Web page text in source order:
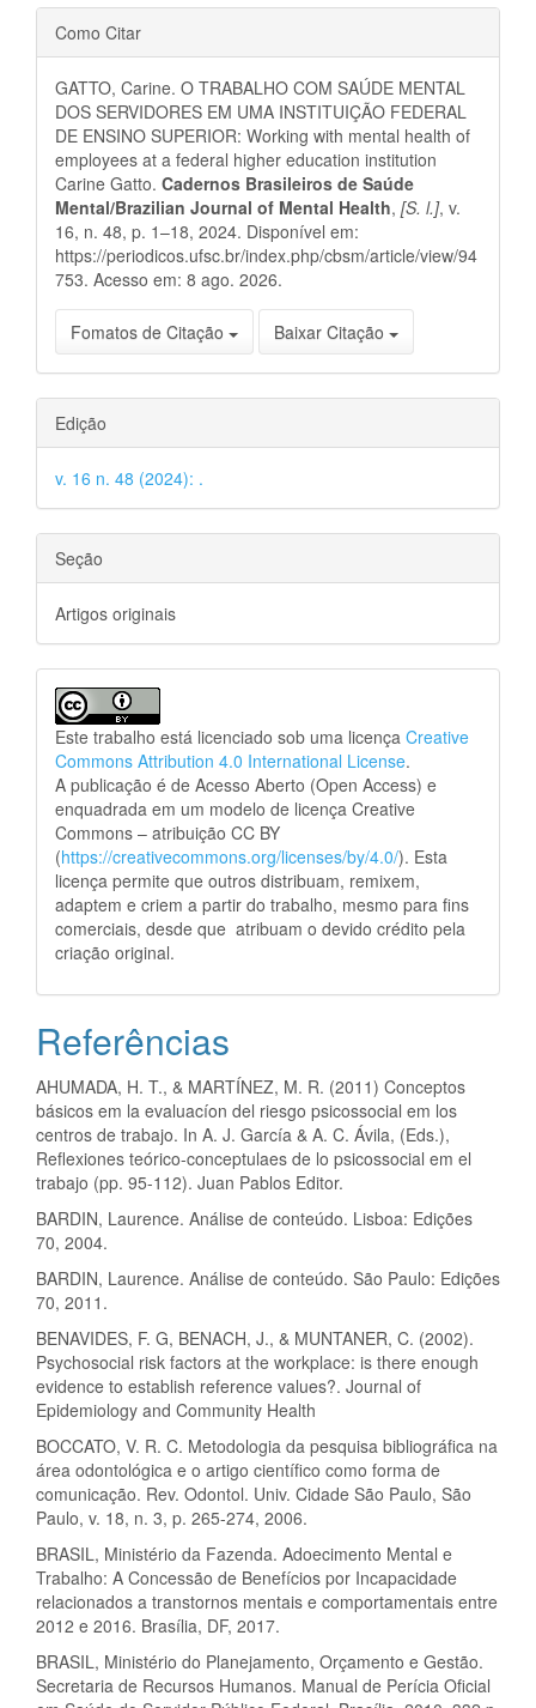
Detalhes
do
artigo
Como Citar
GATTO, Carine. O TRABALHO COM SAÚDE MENTAL
DOS SERVIDORES EM UMA INSTITUIÇÃO FEDERAL
DE ENSINO SUPERIOR: Working with mental health of
employees at a federal higher education institution
Carine Gatto. Cadernos Brasileiros de Saúde
Mental/Brazilian Journal of Mental Health, [S. l.], v.
16, n. 48, p. 1–18, 2024. Disponível em:
https://periodicos.ufsc.br/index.php/cbsm/article/view/94
753. Acesso em: 8 ago. 2026.
Fomatos de Citação Baixar Citação
Edição
v. 16 n. 48 (2024): .
Seção
Artigos originais
Este trabalho está licenciado sob uma licença Creative
Commons Attribution 4.0 International License.
A publicação é de Acesso Aberto (Open Access) e
enquadrada em um modelo de licença Creative
Commons – atribuição CC BY
(https://creativecommons.org/licenses/by/4.0/). Esta
licença permite que outros distribuam, remixem,
adaptem e criem a partir do trabalho, mesmo para fins
comerciais, desde que atribuam o devido crédito pela
criação original.
Referências
AHUMADA, H. T., & MARTÍNEZ, M. R. (2011) Conceptos
básicos em la evaluacíon del riesgo psicossocial em los
centros de trabajo. In A. J. García & A. C. Ávila, (Eds.),
Reflexiones teórico-conceptulaes de lo psicossocial em el
trabajo (pp. 95-112). Juan Pablos Editor.
BARDIN, Laurence. Análise de conteúdo. Lisboa: Edições
70, 2004.
BARDIN, Laurence. Análise de conteúdo. São Paulo: Edições
70, 2011.
BENAVIDES, F. G, BENACH, J., & MUNTANER, C. (2002).
Psychosocial risk factors at the workplace: is there enough
evidence to establish reference values?. Journal of
Epidemiology and Community Health
BOCCATO, V. R. C. Metodologia da pesquisa bibliográfica na
área odontológica e o artigo científico como forma de
comunicação. Rev. Odontol. Univ. Cidade São Paulo, São
Paulo, v. 18, n. 3, p. 265-274, 2006.
BRASIL, Ministério da Fazenda. Adoecimento Mental e
Trabalho: A Concessão de Benefícios por Incapacidade
relacionados a transtornos mentais e comportamentais entre
2012 e 2016. Brasília, DF, 2017.
BRASIL, Ministério do Planejamento, Orçamento e Gestão.
Secretaria de Recursos Humanos. Manual de Perícia Oficial